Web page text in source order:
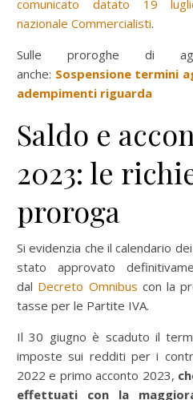
comunicato datato 19
nazionale Commercialisti.
Sulle proroghe di
anche: Sospensione termini
adempimenti riguarda
Saldo e
2023: le
proroga
Si evidenzia che il calendario
stato approvato
dal Decreto Omnibus con la
tasse per le Partite IVA.
Il 30 giugno è scaduto il
imposte sui redditi per i
2022 e primo acconto 2023,
effettuati con la